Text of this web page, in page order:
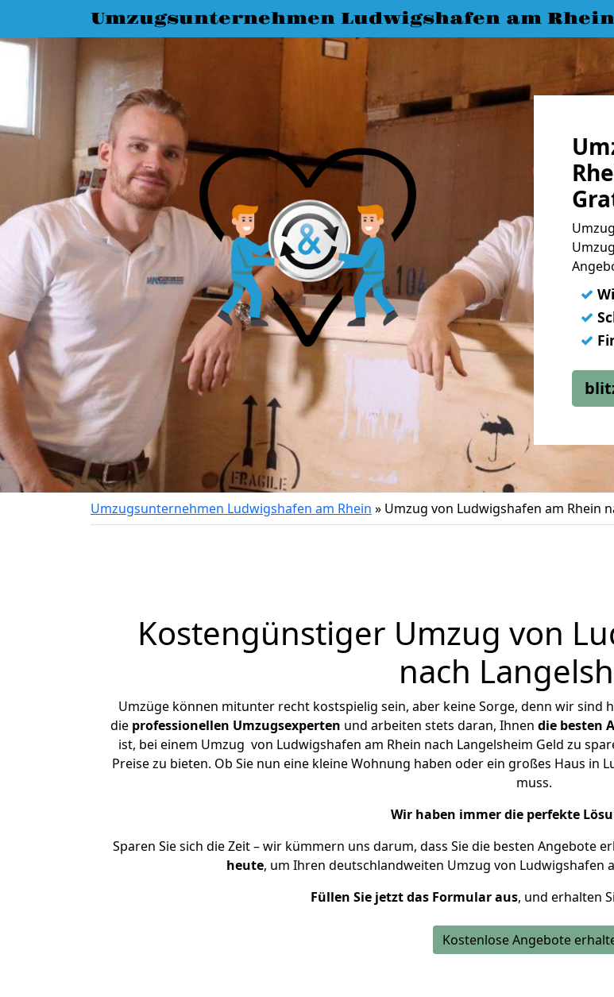
Umzugsunternehmen Ludwigshafen am Rhein
✓
✓
✓
Umzugsunternehmen Ludwigshafen am Rhein » Umzug von Ludwigshafen am Rhein
Kostengünstiger Umzug von
nach
Umzüge können mitunter recht kostspielig sein, aber keine Sorge, denn wir sind
die professionellen Umzugsexperten und arbeiten stets daran, Ihnen die besten
ist, bei einem Umzug von Ludwigshafen am Rhein nach Langelsheim Geld zu
Preise zu bieten. Ob Sie nun eine kleine Wohnung haben oder ein großes Haus in
muss.
Wir haben immer die perfekte
Sparen Sie sich die Zeit – wir kümmern uns darum, dass Sie die besten Angebote
heute, um Ihren deutschlandweiten Umzug von Ludwigshafen
Füllen Sie jetzt das Formular aus, und erhalten
Kostenlose Angebote